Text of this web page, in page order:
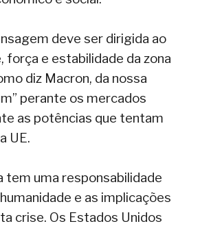
deve ser dirigida ao
força e estabilidade da zona
diz Macron, da nossa
perante os mercados
as potências que tentam
UE.
tem uma responsabilidade
e as implicações
crise. Os Estados Unidos